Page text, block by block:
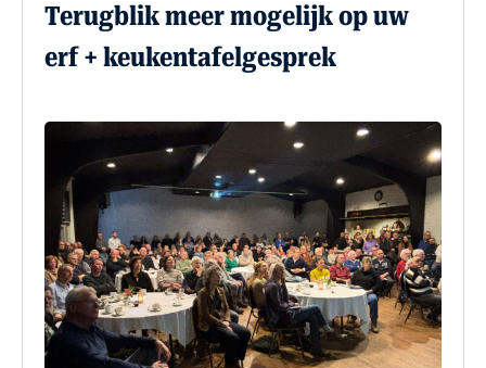
Terugblik meer mogelijk op uw
erf + keukentafelgesprek